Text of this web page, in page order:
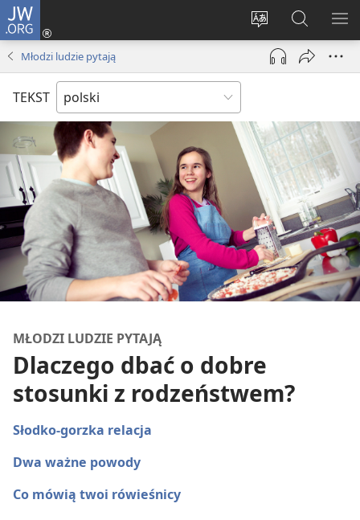
JW.ORG
Wybór
języka
Logowanie
(opens
window)
Szukaj
na
JW.ORG
Młodzi ludzie pytają
TEKST
MŁODZI LUDZIE PYTAJĄ
Dlaczego dbać o dobre
stosunki z rodzeństwem?
Słodko-gorzka relacja
Dwa ważne powody
Co mówią twoi rówieśnicy